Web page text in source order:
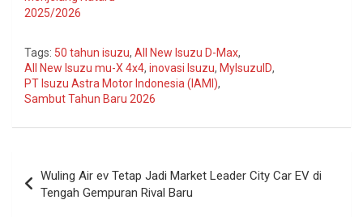
2025/2026
Tags: 50 tahun isuzu, All New Isuzu D-Max,
All New Isuzu mu-X 4x4, inovasi Isuzu, MyIsuzuID,
PT Isuzu Astra Motor Indonesia (IAMI),
Sambut Tahun Baru 2026
pos
Wuling Air ev Tetap Jadi Market Leader City Car EV di
Tengah Gempuran Rival Baru